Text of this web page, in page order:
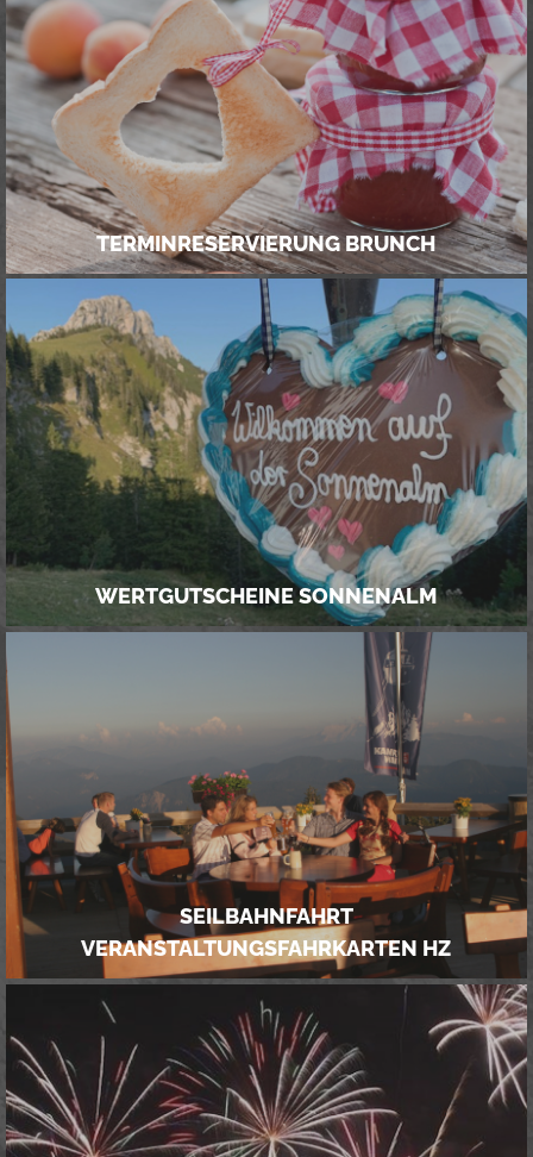
SEILBAHNFAHRTEN (BERG/TALFAHRT)
TERMINRESERVIERUNG BRUNCH
TERMINRESERVIERUNG BRUNCH
WERTGUTSCHEINE SONNENALM
WERTGUTSCHEINE SONNENALM
SEILBAHNFAHRT
VERANSTALTUNGSFAHRKARTEN HZ
SEILBAHNFAHRT